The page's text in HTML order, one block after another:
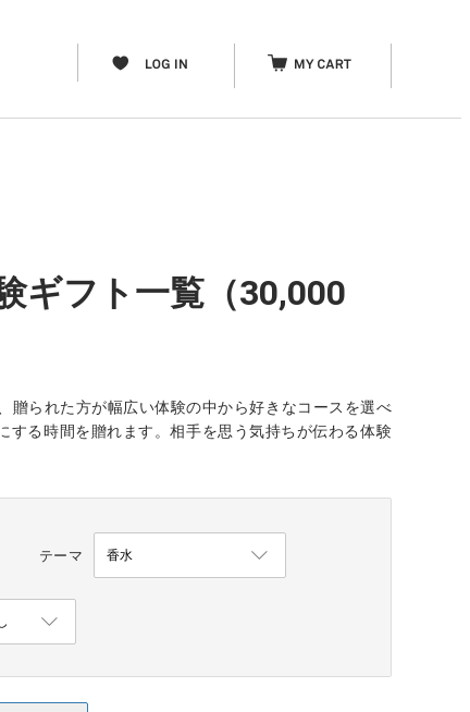
ギフト一覧（30,000
贈られた方が幅広い体験の中から好きなコースを選べ
する時間を贈れます。相手を思う気持ちが伝わる体験
テーマ